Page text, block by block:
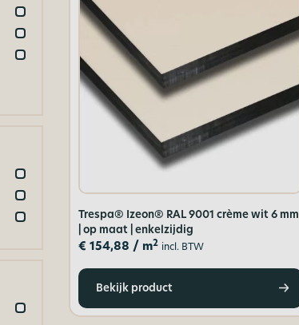
Trespa® Izeon® RAL 9001 crème wit 6 mm
| op maat | enkelzijdig
€ 154,88 / m2 incl. BTW
Bekijk product